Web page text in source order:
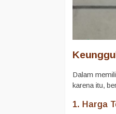
Dalam
karena itu,
1. Harga